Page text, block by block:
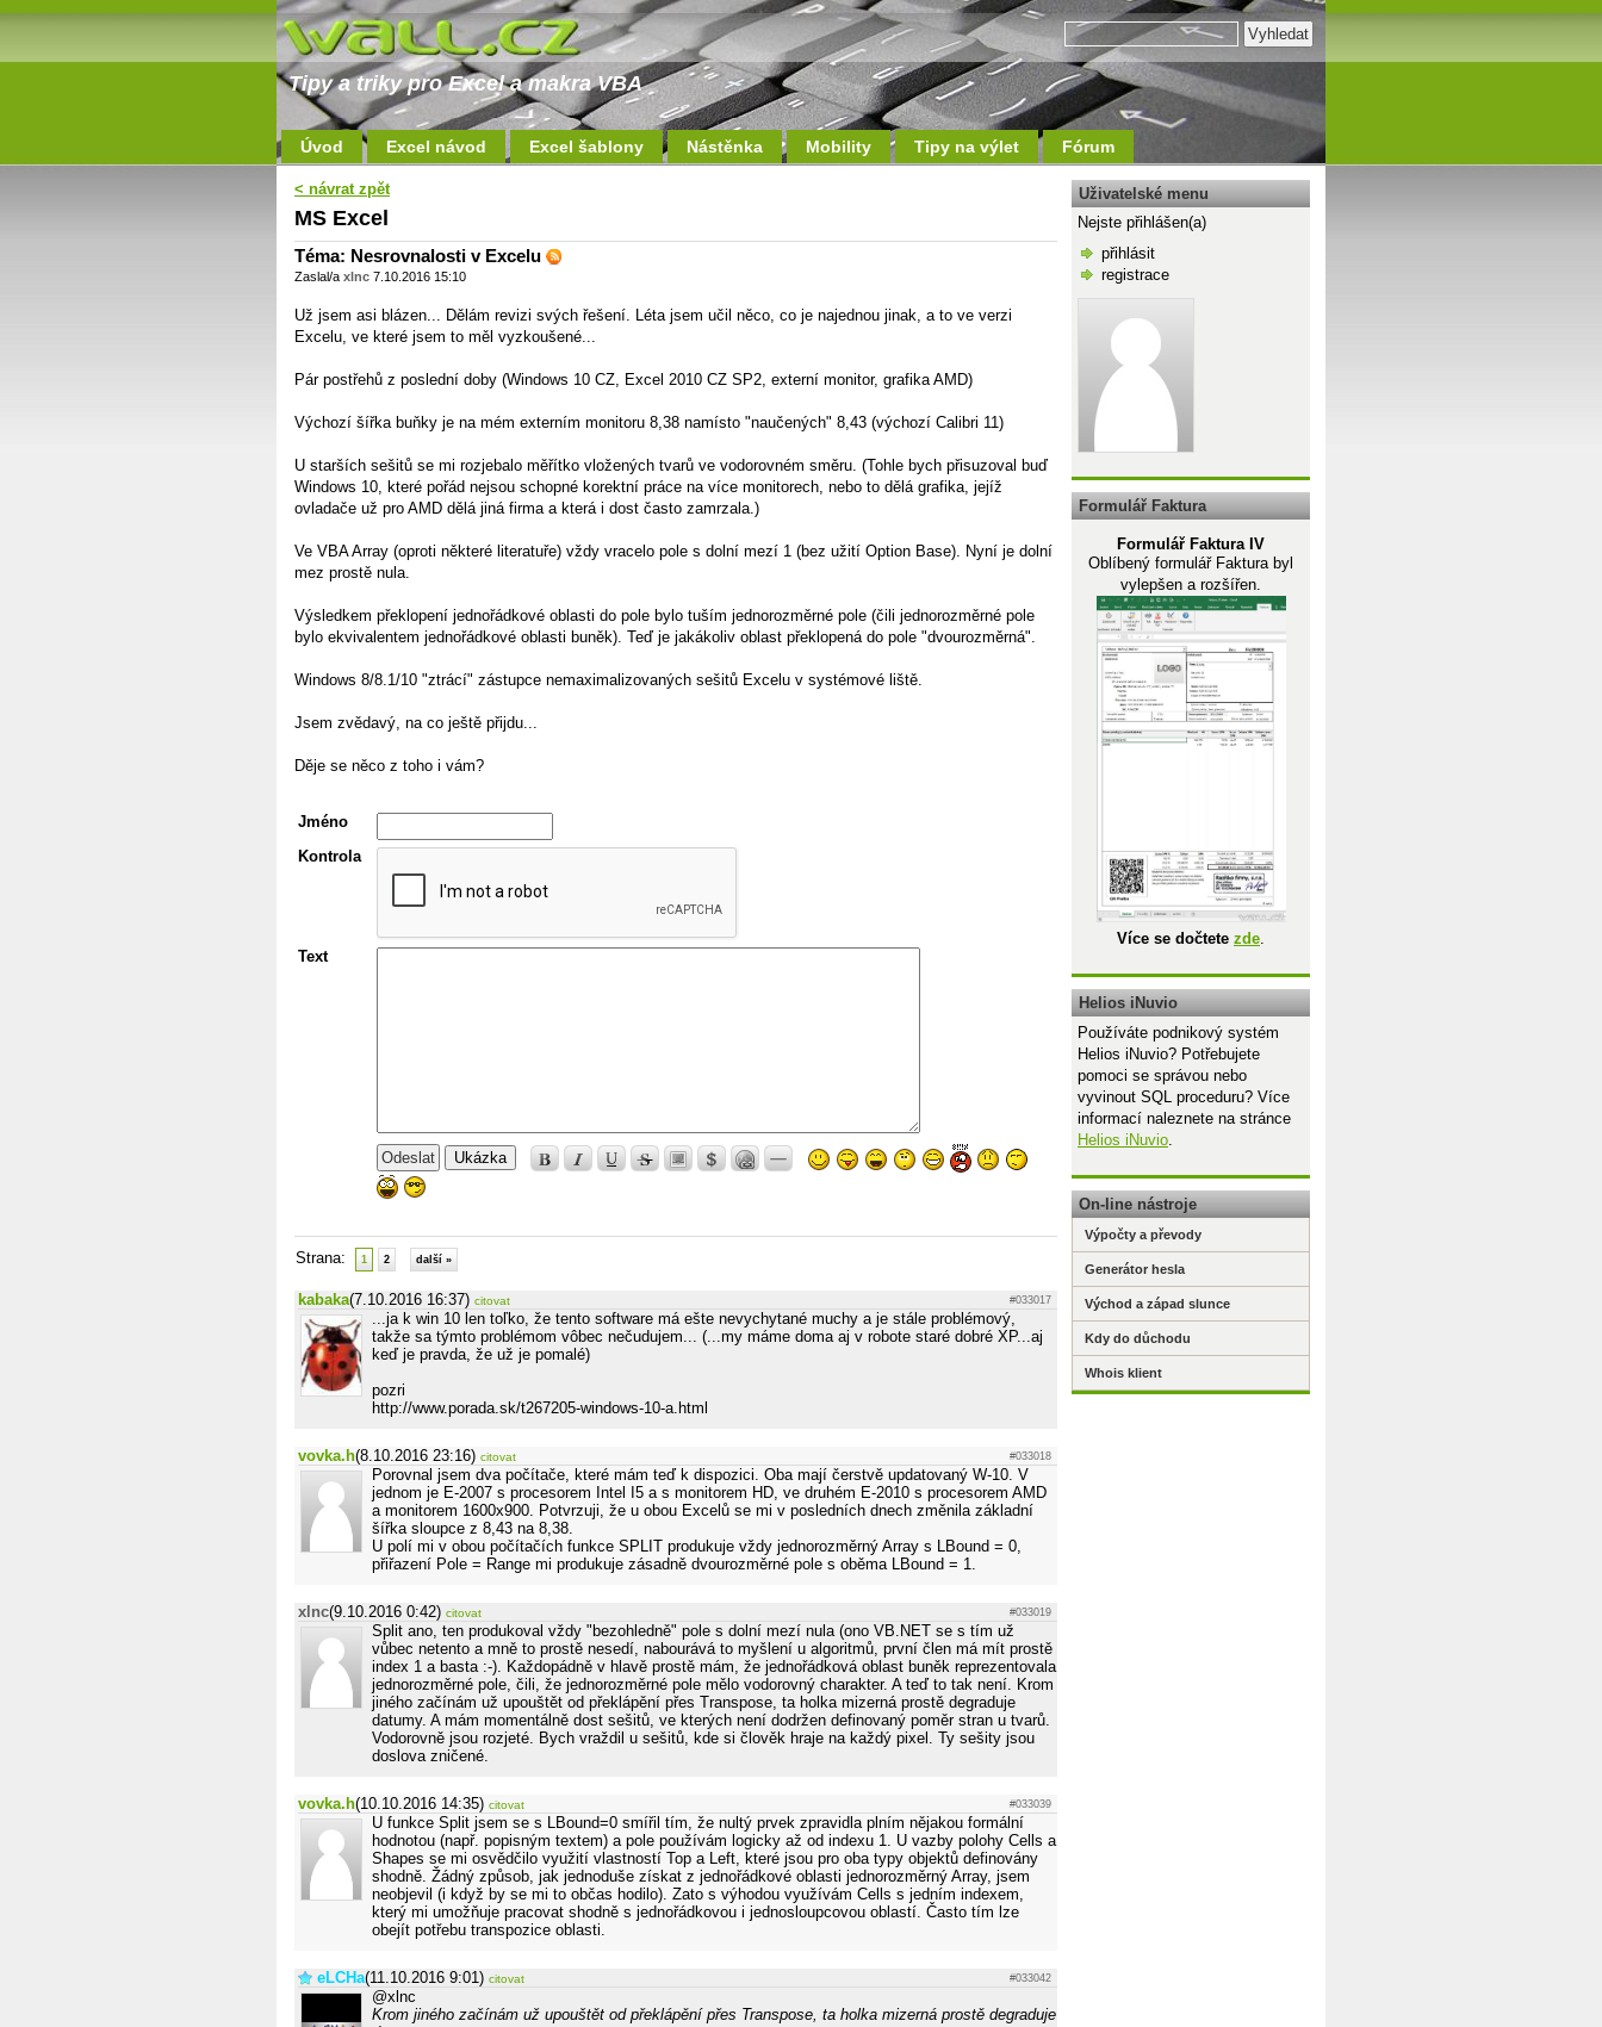
Tipy a triky pro Excel a makra VBA
Úvod Excel návod Excel šablony Nástěnka Mobility Tipy na výlet Fórum
< návrat zpět
MS Excel
Téma: Nesrovnalosti v Excelu
Zaslal/a xlnc 7.10.2016 15:10
Už jsem asi blázen... Dělám revizi svých řešení. Léta jsem učil něco, co je najednou jinak, a to ve verzi
Excelu, ve které jsem to měl vyzkoušené...
Pár postřehů z poslední doby (Windows 10 CZ, Excel 2010 CZ SP2, externí monitor, grafika AMD)
Výchozí šířka buňky je na mém externím monitoru 8,38 namísto "naučených" 8,43 (výchozí Calibri 11)
U starších sešitů se mi rozjebalo měřítko vložených tvarů ve vodorovném směru. (Tohle bych přisuzoval buď
Windows 10, které pořád nejsou schopné korektní práce na více monitorech, nebo to dělá grafika, jejíž
ovladače už pro AMD dělá jiná firma a která i dost často zamrzala.)
Ve VBA Array (oproti některé literatuře) vždy vracelo pole s dolní mezí 1 (bez užití Option Base). Nyní je dolní
mez prostě nula.
Výsledkem překlopení jednořádkové oblasti do pole bylo tuším jednorozměrné pole (čili jednorozměrné pole
bylo ekvivalentem jednořádkové oblasti buněk). Teď je jakákoliv oblast překlopená do pole "dvourozměrná".
Windows 8/8.1/10 "ztrácí" zástupce nemaximalizovaných sešitů Excelu v systémové liště.
Jsem zvědavý, na co ještě přijdu...
Děje se něco z toho i vám?
Jméno
Kontrola
Text
Ukázka
Strana: 1 2 další »
kabaka(7.10.2016 16:37) citovat #033017
...ja k win 10 len toľko, že tento software má ešte nevychytané muchy a je stále problémový,
takže sa týmto problémom vôbec nečudujem... (...my máme doma aj v robote staré dobré XP...aj
keď je pravda, že už je pomalé)
pozri
http://www.porada.sk/t267205-windows-10-a.html
vovka.h(8.10.2016 23:16) citovat #033018
Porovnal jsem dva počítače, které mám teď k dispozici. Oba mají čerstvě updatovaný W-10. V
jednom je E-2007 s procesorem Intel I5 a s monitorem HD, ve druhém E-2010 s procesorem AMD
a monitorem 1600x900. Potvrzuji, že u obou Excelů se mi v posledních dnech změnila základní
šířka sloupce z 8,43 na 8,38.
U polí mi v obou počítačích funkce SPLIT produkuje vždy jednorozměrný Array s LBound = 0,
přiřazení Pole = Range mi produkuje zásadně dvourozměrné pole s oběma LBound = 1.
xlnc(9.10.2016 0:42) citovat #033019
Split ano, ten produkoval vždy "bezohledně" pole s dolní mezí nula (ono VB.NET se s tím už
vůbec netento a mně to prostě nesedí, nabourává to myšlení u algoritmů, první člen má mít prostě
index 1 a basta :-). Každopádně v hlavě prostě mám, že jednořádková oblast buněk reprezentovala
jednorozměrné pole, čili, že jednorozměrné pole mělo vodorovný charakter. A teď to tak není. Krom
jiného začínám už upouštět od překlápění přes Transpose, ta holka mizerná prostě degraduje
datumy. A mám momentálně dost sešitů, ve kterých není dodržen definovaný poměr stran u tvarů.
Vodorovně jsou rozjeté. Bych vraždil u sešitů, kde si člověk hraje na každý pixel. Ty sešity jsou
doslova zničené.
vovka.h(10.10.2016 14:35) citovat #033039
U funkce Split jsem se s LBound=0 smířil tím, že nultý prvek zpravidla plním nějakou formální
hodnotou (např. popisným textem) a pole používám logicky až od indexu 1. U vazby polohy Cells a
Shapes se mi osvědčilo využití vlastností Top a Left, které jsou pro oba typy objektů definovány
shodně. Žádný způsob, jak jednoduše získat z jednořádkové oblasti jednorozměrný Array, jsem
neobjevil (i když by se mi to občas hodilo). Zato s výhodou využívám Cells s jedním indexem,
který mi umožňuje pracovat shodně s jednořádkovou i jednosloupcovou oblastí. Často tím lze
obejít potřebu transpozice oblasti.
eLCHa(11.10.2016 9:01) citovat #033042
@xlnc
Krom jiného začínám už upouštět od překlápění přes Transpose, ta holka mizerná prostě degraduje
Uživatelské menu
Nejste přihlášen(a)
přihlásit
registrace
Formulář Faktura
Formulář Faktura IV
Oblíbený formulář Faktura byl
vylepšen a rozšířen.
Více se dočtete zde.
Helios iNuvio
Používáte podnikový systém
Helios iNuvio? Potřebujete
pomoci se správou nebo
vyvinout SQL proceduru? Více
informací naleznete na stránce
Helios iNuvio.
On-line nástroje
Výpočty a převody
Generátor hesla
Východ a západ slunce
Kdy do důchodu
Whois klient